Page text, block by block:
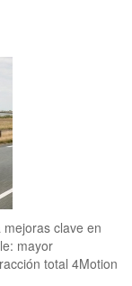
clave en
mayor
total 4Motion